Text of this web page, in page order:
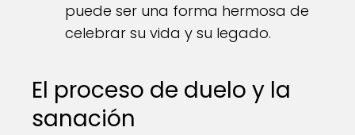
puede ser una forma hermosa de
celebrar su vida y su legado.
El proceso de duelo y la
sanación